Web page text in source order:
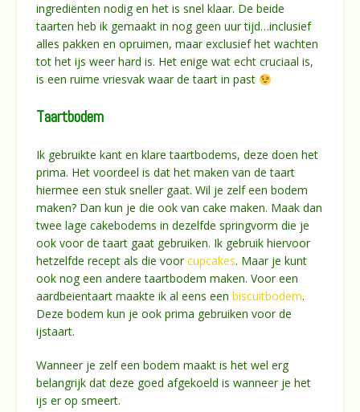
ingrediënten nodig en het is snel klaar. De beide
taarten heb ik gemaakt in nog geen uur tijd…inclusief
alles pakken en opruimen, maar exclusief het wachten
tot het ijs weer hard is. Het enige wat echt cruciaal is,
is een ruime vriesvak waar de taart in past
Taartbodem
Ik gebruikte kant en klare taartbodems, deze doen het
prima. Het voordeel is dat het maken van de taart
hiermee een stuk sneller gaat. Wil je zelf een bodem
maken? Dan kun je die ook van cake maken. Maak dan
twee lage cakebodems in dezelfde springvorm die je
ook voor de taart gaat gebruiken. Ik gebruik hiervoor
hetzelfde recept als die voorcupcakes. Maar je kunt
ook nog een andere taartbodem maken. Voor een
aardbeientaart maakte ik al eens een biscuitbodem.
Deze bodem kun je ook prima gebruiken voor de
ijstaart.
Wanneer je zelf een bodem maakt is het wel erg
belangrijk dat deze goed afgekoeld is wanneer je het
ijs er op smeert.